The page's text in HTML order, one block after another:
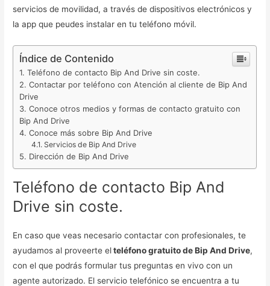
servicios de movilidad, a través de dispositivos electrónicos y
la app que peudes instalar en tu teléfono móvil.
Índice de Contenido
Teléfono de contacto Bip And Drive sin coste.
Contactar por teléfono con Atención al cliente de Bip And
Drive
Conoce otros medios y formas de contacto gratuito con
Bip And Drive
Conoce más sobre Bip And Drive
Servicios de Bip And Drive
Dirección de Bip And Drive
Teléfono de contacto Bip And
Drive sin coste.
En caso que veas necesario contactar con profesionales, te
ayudamos al proveerte elteléfono gratuito de Bip And Drive,
con el que podrás formular tus preguntas en vivo con un
agente autorizado. El servicio telefónico se encuentra a tu